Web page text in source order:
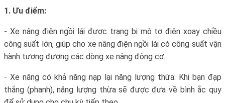
1. Ưu điểm:
- Xe nâng điện ngồi lái được trang bị mô tơ điện xoay chiều
công suất lớn, giúp cho xe nâng điện ngồi lái có công suất vận
hành tương đương các dòng xe nâng động cơ.
- Xe nâng có khả năng nạp lại năng lượng thừa: Khi bạn đạp
thắng (phanh), năng lượng thừa sẽ được đưa về bình ắc quy